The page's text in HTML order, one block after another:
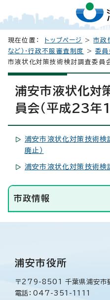
現在位置： トップページ >市政
など）・行政不服審査制度
>委員
市液状化対策技術検討調査委員
浦安市液状化対
員会（平成23年
浦安市液状化対策技術
廃止）
浦安市液状化対策技術
市政情報
浦安市役所
〒279-8501 千葉県浦安市
電話：047-351-1111